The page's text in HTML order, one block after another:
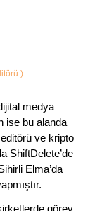
)
medya
ise bu alanda
ve kripto
ShiftDelete’de
Elma’da